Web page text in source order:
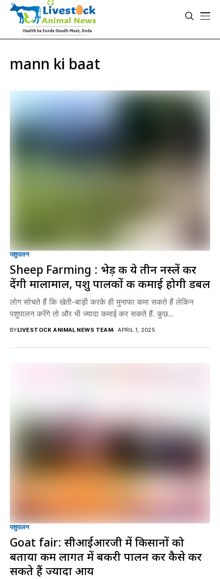
mann ki baat
पशुपालन
Sheep Farming : भेड़ की ये तीन नस्लें कर
देंगी मालामाल, पशु पालकों की कमाई होगी डबल
लोग सोचते हैं कि खेती-बाड़ी करके ही मुनाफा कमा सकते हैं लेकिन
पशुपालन करेंगे तो और भी ज्यादा कमाई कर सकते हैं. कुछ...
BYLIVESTOCK ANIMAL NEWS TEAM APRIL 1, 2025
पशुपालन
Goat fair: सीआईआरजी में किसानों को
बताया कम लागत में बकरी पालन कर कैसे कर
सकते हैं ज्यादा आय